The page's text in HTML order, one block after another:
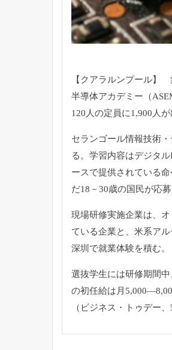
【クアラルンプール】
半導体アカデミー（
120人の定員に1,900人が
セランゴール情報技術
る。 学習内容はデジタル
ースで提供されている
だ18－ 30歳の国民が応募
現場研修実施企業は、オ
ている企業と、米系アル
深圳で就業体験を積む。
選抜学生には研修期間
の初任給は月
（ビジネス・トゥデー、